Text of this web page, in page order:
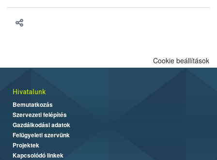
Cookie beállítások
Hivatalunk
Bemutatkozás
Szervezeti felépítés
Gazdálkodási adatok
Felügyeleti szervünk
Projektek
Kapcsolódó linkek